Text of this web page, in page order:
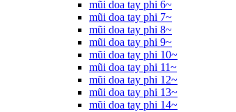
mũi doa tay phi 6~
mũi doa tay phi 7~
mũi doa tay phi 8~
mũi doa tay phi 9~
mũi doa tay phi 10~
mũi doa tay phi 11~
mũi doa tay phi 12~
mũi doa tay phi 13~
mũi doa tay phi 14~